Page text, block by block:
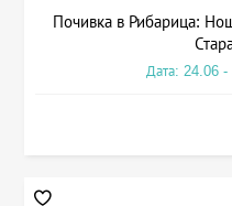
Почивка в Рибарица:
Дата: 24.06